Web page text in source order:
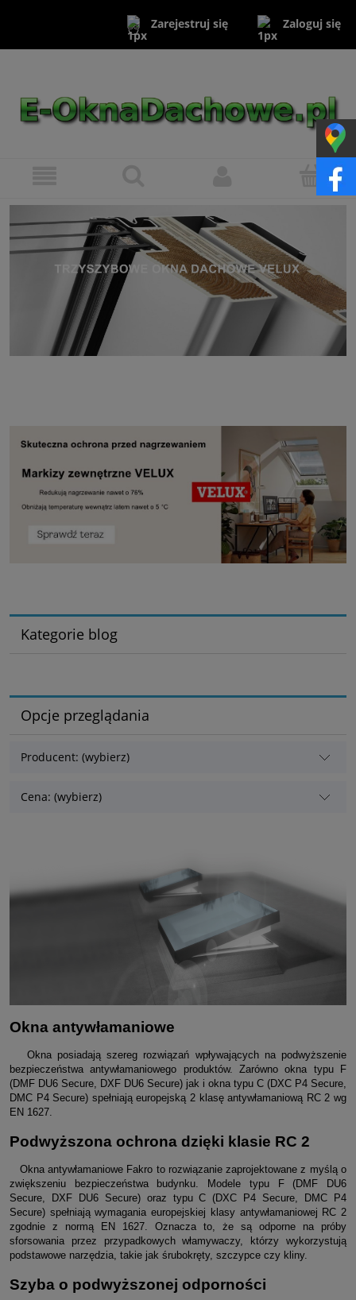
Zarejestruj się Zaloguj się
Kategorie blog
Opcje przeglądania
Producent: (wybierz)
Cena: (wybierz)
Okna antywłamaniowe
Okna posiadają szereg rozwiązań wpływających na podwyższenie
bezpieczeństwa antywłamaniowego produktów. Zarówno okna typu F
(DMF DU6 Secure, DXF DU6 Secure) jak i okna typu C (DXC P4 Secure,
DMC P4 Secure) spełniają europejską 2 klasę antywłamaniową RC 2 wg
EN 1627.
Podwyższona ochrona dzięki klasie RC 2
Okna antywłamaniowe Fakro to rozwiązanie zaprojektowane z myślą o
zwiększeniu bezpieczeństwa budynku. Modele typu F (DMF DU6
Secure, DXF DU6 Secure) oraz typu C (DXC P4 Secure, DMC P4
Secure) spełniają wymagania europejskiej klasy antywłamaniowej RC 2
zgodnie z normą EN 1627. Oznacza to, że są odporne na próby
sforsowania przez przypadkowych włamywaczy, którzy wykorzystują
podstawowe narzędzia, takie jak śrubokręty, szczypce czy kliny.
Szyba o podwyższonej odporności